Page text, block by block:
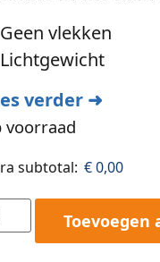
Geen vlekken
Lichtgewicht
verder ➜
voorraad
subtotal: €0,00
Toevoegen